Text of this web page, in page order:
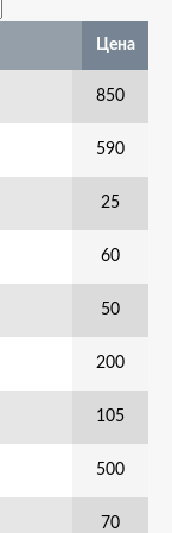
Цена
850
590
25
60
50
200
105
500
70